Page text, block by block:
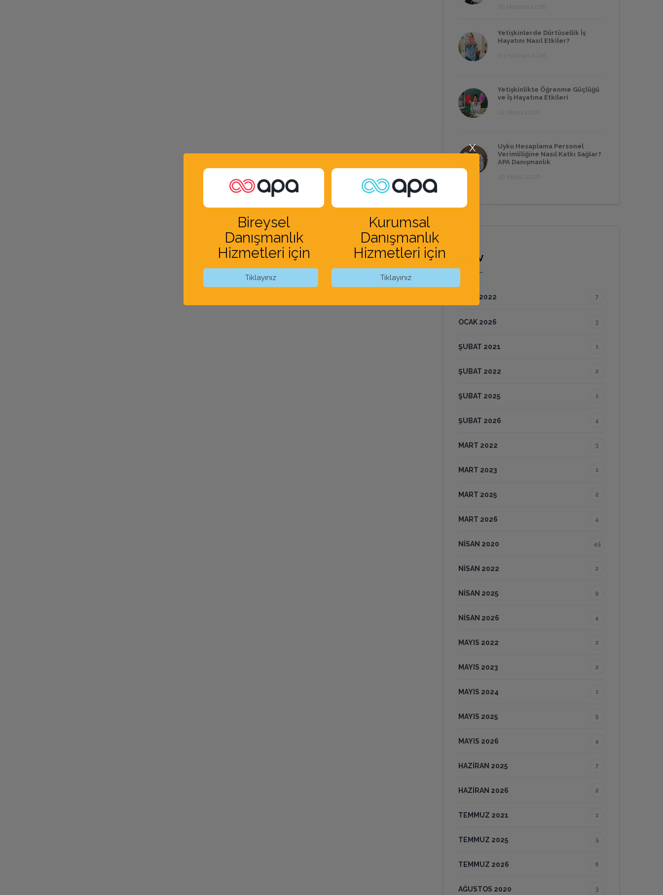
Yetişkinlerde Dürtüsellik İş
Hayatını Nasıl Etkiler?
Yetişkinlikte Öğrenme Güçlüğü
ve İş Hayatına Etkileri
Uyku Hesaplama Personel
Verimliliğine Nasıl Katkı Sağlar?
APA Danışmanlık
ARŞİV
OCAK 2022 7
OCAK 2026 3
ŞUBAT 2021 1
ŞUBAT 2022 2
ŞUBAT 2025 1
ŞUBAT 2026 4
MART 2022 3
MART 2023 1
MART 2025 2
MART 2026 4
NISAN 2020 45
NISAN 2022 2
NISAN 2025 9
NISAN 2026 4
MAYIS 2022 2
MAYIS 2023 2
MAYIS 2024 1
MAYIS 2025 9
MAYIS 2026 4
HAZIRAN 2025 7
HAZIRAN 2026 2
TEMMUZ 2021 1
TEMMUZ 2025 5
TEMMUZ 2026 6
AĞUSTOS 2020 3
X
Bireysel
Danışmanlık
Hizmetleri için
Tıklayınız
Kurumsal
Danışmanlık
Hizmetleri için
Tıklayınız